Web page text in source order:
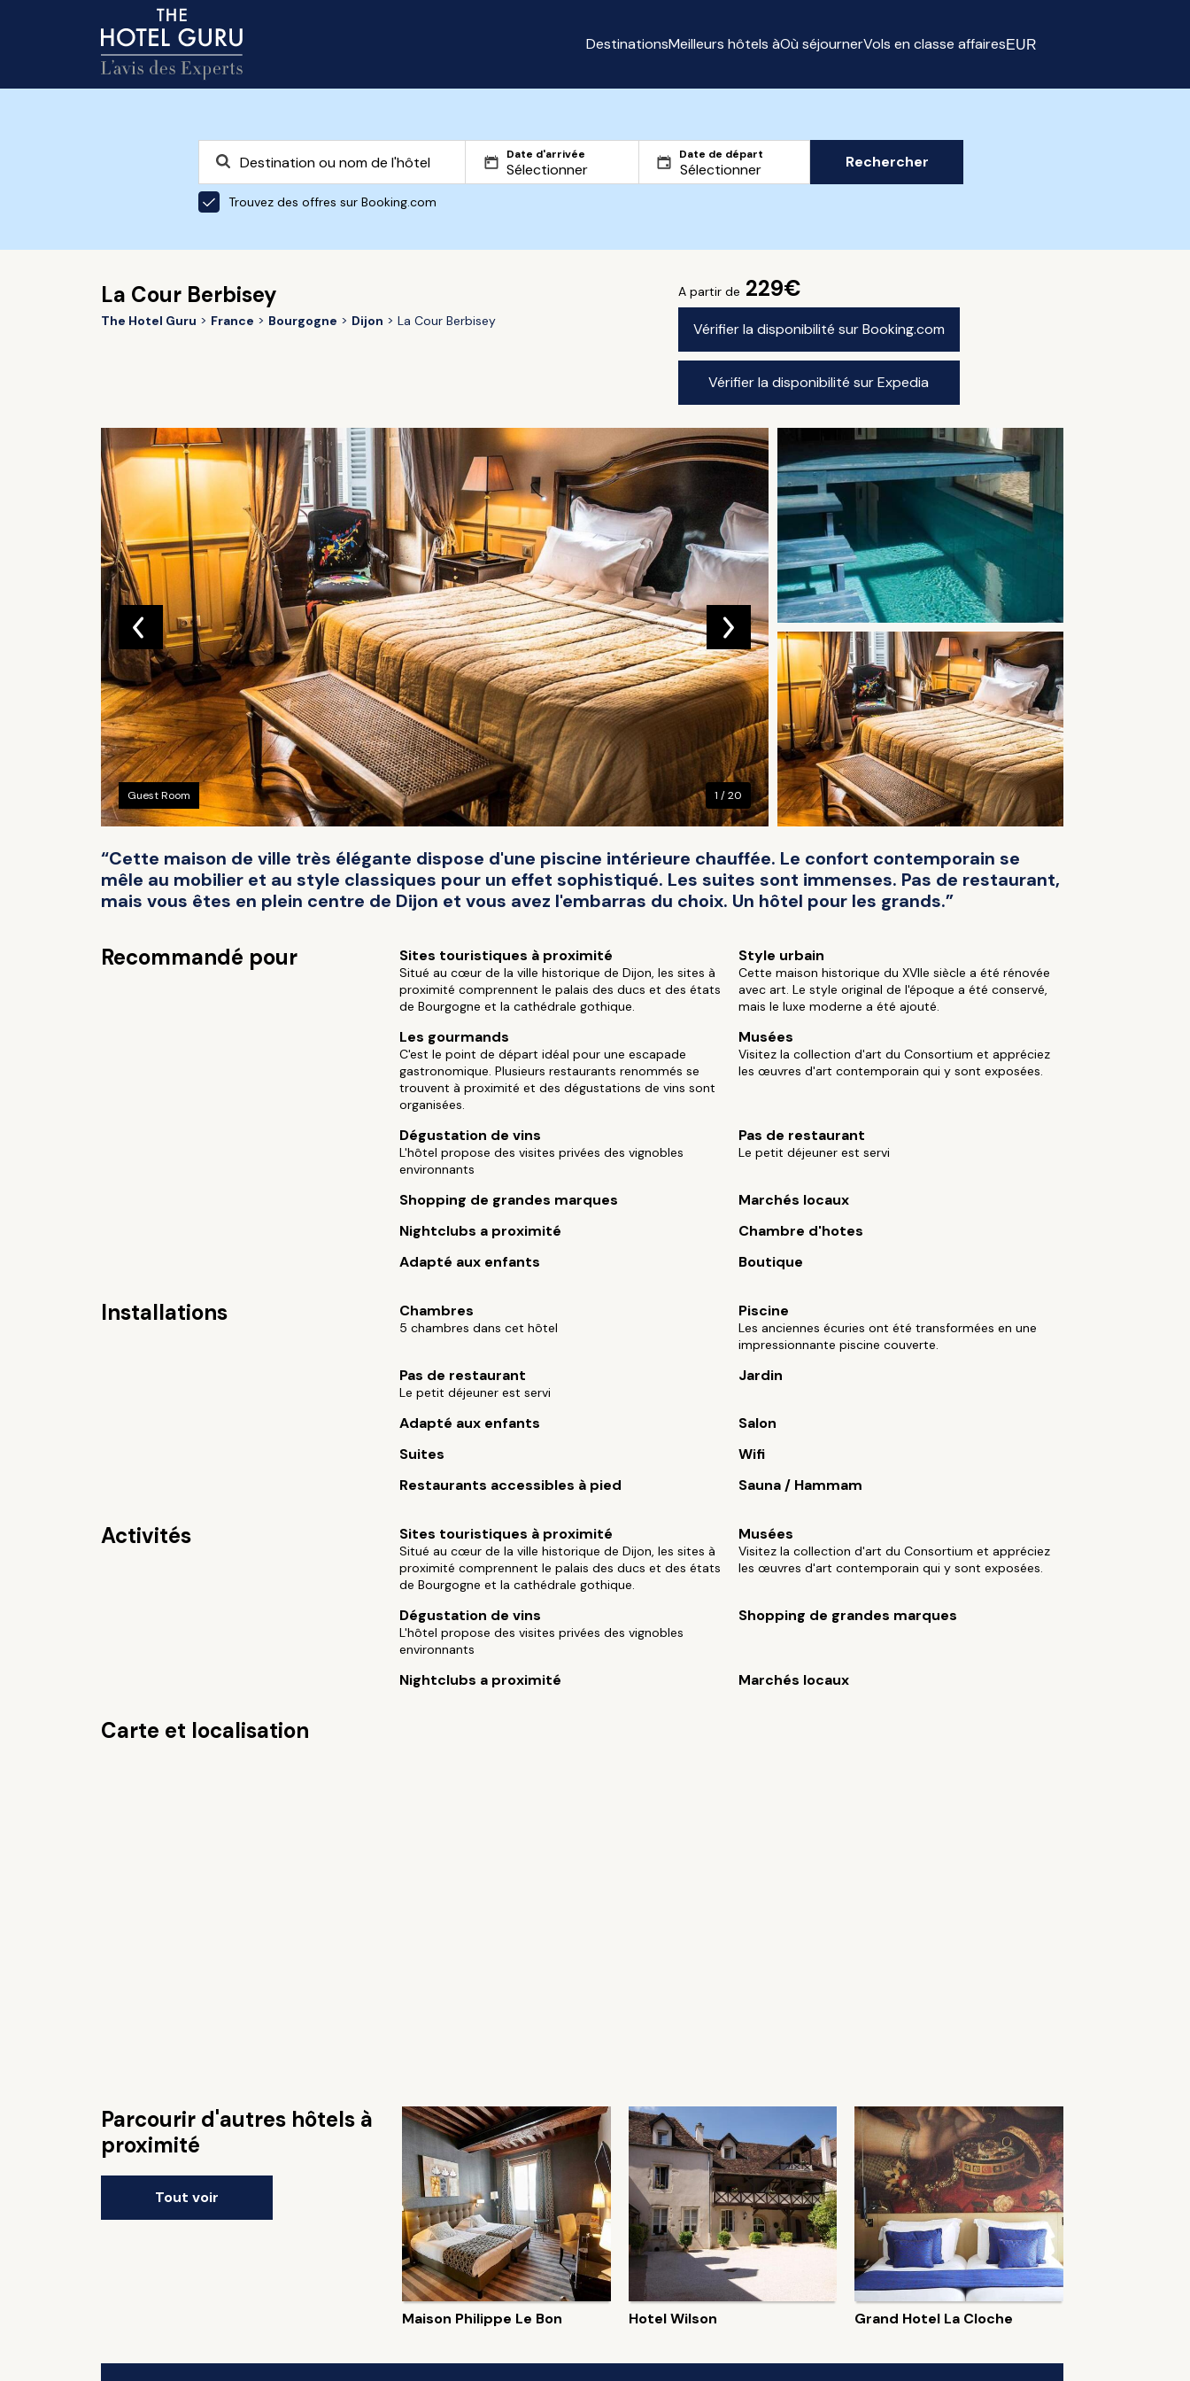
DestinationsMeilleurs hôtels àOù séjournerVols en classe affairesEUR
Date d'arrivée Date de départ
Trouvez des offres sur Booking.com
Rechercher
La Cour Berbisey
The Hotel Guru France Bourgogne Dijon La Cour Berbisey
A partir de 229€
Vérifier la disponibilité sur Booking.com
Vérifier la disponibilité sur Expedia
Guest Room 1 / 20
“Cette maison de ville très élégante dispose d'une piscine intérieure chauffée. Le confort contemporain se
mêle au mobilier et au style classiques pour un effet sophistiqué. Les suites sont immenses. Pas de restaurant,
mais vous êtes en plein centre de Dijon et vous avez l'embarras du choix. Un hôtel pour les grands.”
Recommandé pour Sites touristiques à proximité
Situé au cœur de la ville historique de Dijon, les sites à
proximité comprennent le palais des ducs et des états
de Bourgogne et la cathédrale gothique.
Style urbain
Cette maison historique du XVIIe siècle a été rénovée
avec art. Le style original de l'époque a été conservé,
mais le luxe moderne a été ajouté.
Les gourmands
C'est le point de départ idéal pour une escapade
gastronomique. Plusieurs restaurants renommés se
trouvent à proximité et des dégustations de vins sont
organisées.
Musées
Visitez la collection d'art du Consortium et appréciez
les œuvres d'art contemporain qui y sont exposées.
Dégustation de vins
L'hôtel propose des visites privées des vignobles
environnants
Pas de restaurant
Le petit déjeuner est servi
Shopping de grandes marques
Marchés locaux
Nightclubs a proximité
Chambre d'hotes
Adapté aux enfants
Boutique
Installations Chambres
5 chambres dans cet hôtel
Piscine
Les anciennes écuries ont été transformées en une
impressionnante piscine couverte.
Pas de restaurant
Le petit déjeuner est servi
Jardin
Adapté aux enfants
Salon
Suites
Wifi
Restaurants accessibles à pied
Sauna / Hammam
Activités Sites touristiques à proximité
Situé au cœur de la ville historique de Dijon, les sites à
proximité comprennent le palais des ducs et des états
de Bourgogne et la cathédrale gothique.
Musées
Visitez la collection d'art du Consortium et appréciez
les œuvres d'art contemporain qui y sont exposées.
Dégustation de vins
L'hôtel propose des visites privées des vignobles
environnants
Shopping de grandes marques
Nightclubs a proximité Marchés locaux
Carte et localisation
Parcourir d'autres hôtels à
proximité
Tout voir
Maison Philippe Le Bon Hotel Wilson Grand Hotel La Cloche